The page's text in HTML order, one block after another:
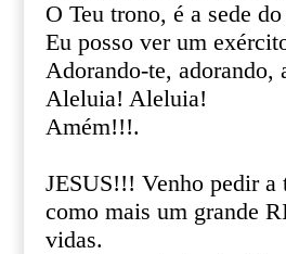
O Teu trono, é a sede
Eu posso ver um
Adorando-te, adorando,
Aleluia! Aleluia!
Amém!!!.
JESUS!!! Venho pedir a
como mais um grande
vidas.